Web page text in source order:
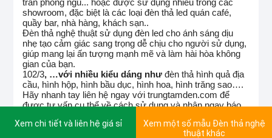
trần phòng ngủ... hoặc được sử dụng nhiều trong các
showroom, đặc biệt là các loại đèn thả led quán café,
quầy bar, nhà hàng, khách sạn..
Đèn thả nghệ thuật sử dụng đèn led cho ánh sáng dịu
nhẹ tạo cảm giác sang trọng dễ chịu cho người sử dụng,
giúp mang lại ấn tượng mạnh mẽ và làm hài hòa không
gian của bạn.
102/3, …với nhiều kiểu dáng nhưđèn thả hình quả địa
cầu, hình hộp, hình bầu dục, hình hoa, hình trăng sao….
Hãy nhanh tay liên hệ ngay với trungtamden.com để
được tư vấn cụ thể về cách sử dụng và nhận ngay báo
Xem chi tiết và liên hệ giá sỉ
Xem một số mẫu Đèn thả nghệ
thuật khác